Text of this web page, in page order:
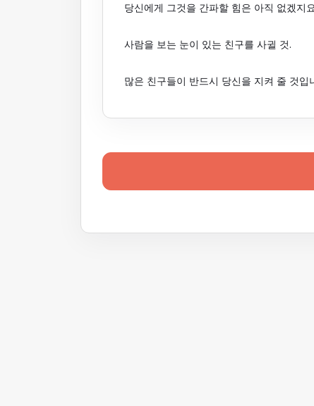
당신에게 그것을 간파할 힘은 아직 없겠지
사람을 보는 눈이 있는 친구를 사귈 것.
많은 친구들이 반드시 당신을 지켜 줄 것입